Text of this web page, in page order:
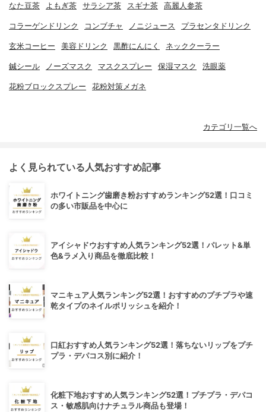
なた豆茶 よもぎ茶 サラシア茶 スギナ茶 高麗人参茶
コラーゲンドリンク コンブチャ ノニジュース プラセンタドリンク
玄米コーヒー 美容ドリンク 黒酢にんにく ネッククーラー
鍼シール ノーズマスク マスクスプレー 保湿マスク 洗眼薬
花粉ブロックスプレー 花粉対策メガネ
カテゴリ一覧へ
よく見られている人気おすすめ記事
ホワイトニング歯磨き粉おすすめランキング52選！口コミ
の多い市販品を中心に
アイシャドウおすすめ人気ランキング52選！パレット&単
色&ラメ入り商品を徹底比較！
マニキュア人気ランキング52選！おすすめのプチプラや速
乾タイプのネイルポリッシュを紹介！
口紅おすすめ人気ランキング52選！落ちないリップをプチ
プラ・デパコス別に紹介！
化粧下地おすすめ人気ランキング52選！プチプラ・デパコ
ス・敏感肌向けナチュラル商品も登場！